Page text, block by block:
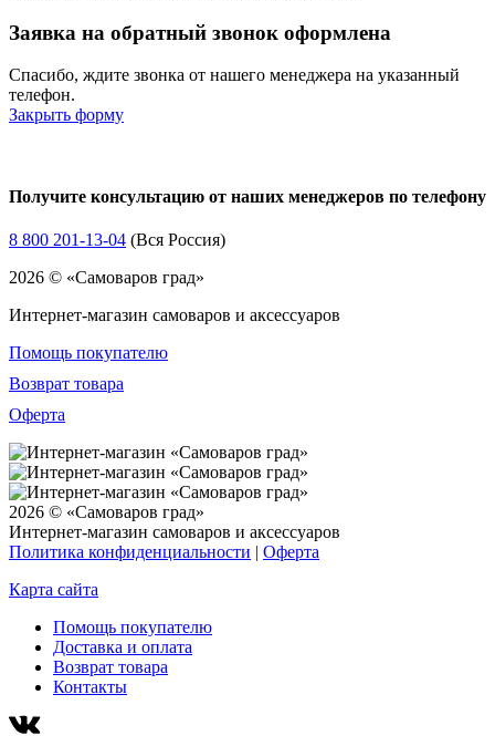
Заявка на обратный звонок оформлена
Спасибо, ждите звонка от нашего менеджера на указанный
телефон.
Закрыть форму
Получите консультацию от наших менеджеров по телефону
8 800 201-13-04 (Вся Россия)
2026 © «Самоваров град»
Интернет-магазин самоваров и аксессуаров
Помощь покупателю
Возврат товара
Оферта
2026 © «Самоваров град»
Интернет-магазин самоваров и аксессуаров
Политика конфиденциальности | Оферта
Карта сайта
Помощь покупателю
Доставка и оплата
Возврат товара
Контакты